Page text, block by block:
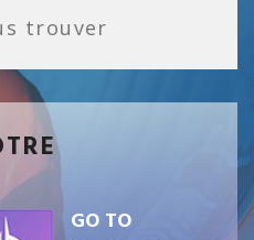
trouver
GO TO